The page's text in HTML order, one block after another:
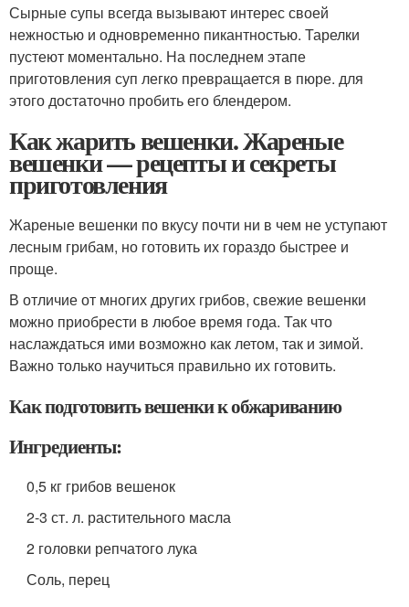
Сырные супы всегда вызывают интерес своей
нежностью и одновременно пикантностью. Тарелки
пустеют моментально. На последнем этапе
приготовления суп легко превращается в пюре. для
этого достаточно пробить его блендером.
Как жарить вешенки. Жареные
вешенки — рецепты и секреты
приготовления
Жареные вешенки по вкусу почти ни в чем не уступают
лесным грибам, но готовить их гораздо быстрее и
проще.
В отличие от многих других грибов, свежие вешенки
можно приобрести в любое время года. Так что
наслаждаться ими возможно как летом, так и зимой.
Важно только научиться правильно их готовить.
Как подготовить вешенки к обжариванию
Ингредиенты:
0,5 кг грибов вешенок
2-3 ст. л. растительного масла
2 головки репчатого лука
Соль, перец